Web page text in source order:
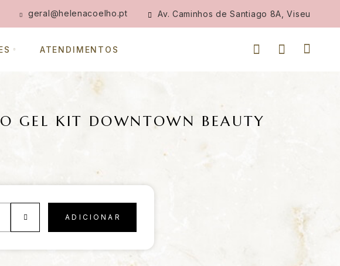
geral@helenacoelho.pt Av. Caminhos de Santiago 8A, Viseu
ATENDIMENTOS
GEL KIT DOWNTOWN BEAUTY
ADICIONAR